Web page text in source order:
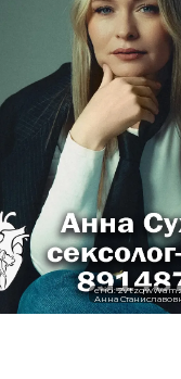
erid:
Анна